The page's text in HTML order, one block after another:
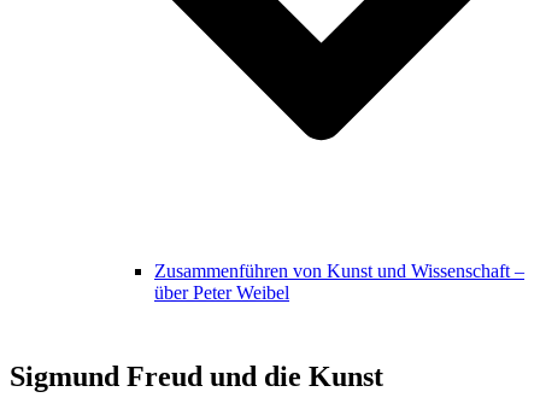
Zusammenführen von Kunst und Wissenschaft –
über Peter Weibel
Sigmund Freud und die Kunst